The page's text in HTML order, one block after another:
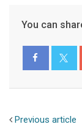
You can
Previous article